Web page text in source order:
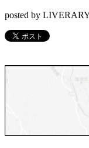
posted by